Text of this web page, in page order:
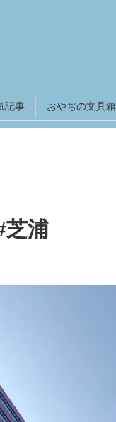
記事 おやぢの文具箱
芝浦